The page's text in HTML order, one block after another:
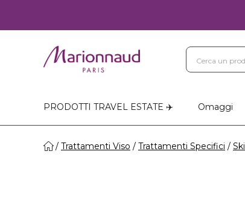
PRODOTTI TRAVEL ESTATE ✈️ Omaggi
Trattamenti Viso Trattamenti Specifici